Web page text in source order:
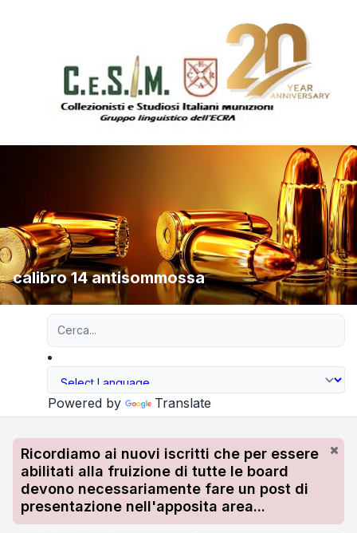
calibro 14 antisommossa
Powered by Translate
Ricordiamo ai nuovi iscritti che per essere
abilitati alla fruizione di tutte le board
devono necessariamente fare un post di
presentazione nell'apposita area...